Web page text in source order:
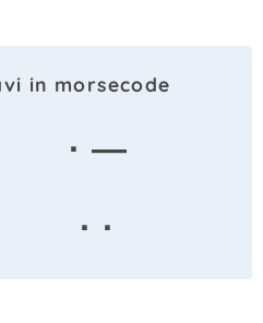
in morsecode
· —
· ·